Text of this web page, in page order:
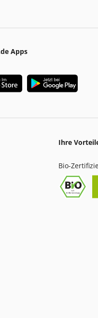
Apps
Ihre
Bio-